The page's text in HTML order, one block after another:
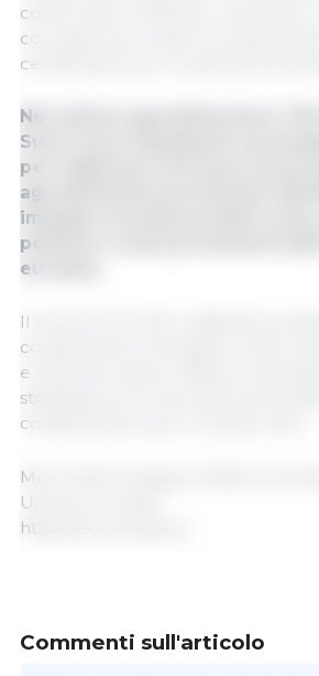
conformità, certificati e marcature,
concepito per evitare la
certificazioni per le aziende di
Nel settore agroalimentare, l'UE
Sud si sono impegnate a
per migliorare l'accesso al
agroalimentari provenienti
impegno include prodotti come
pollame e suina provenienti
europea.
Il vertice ha inoltre registrato
cooperazione energetica, nella
e nella sicurezza e difesa,
strategica tra le due parti ed
collaborazione per i prossimi anni.
Mercoledì 10 giugno 2026/
Unione europea.
https://ec.europa.eu
Commenti sull'articolo